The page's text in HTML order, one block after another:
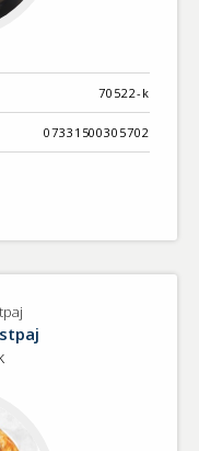
70522-k
07331500305702